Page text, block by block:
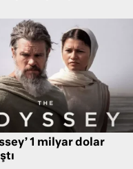
1 milyar dolar